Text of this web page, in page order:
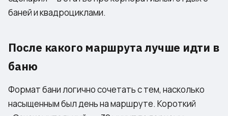
баней и квадроциклами.
После какого маршрута лучше идти в
баню
Формат бани логично сочетать с тем, насколько
насыщенным был день на маршруте. Короткий